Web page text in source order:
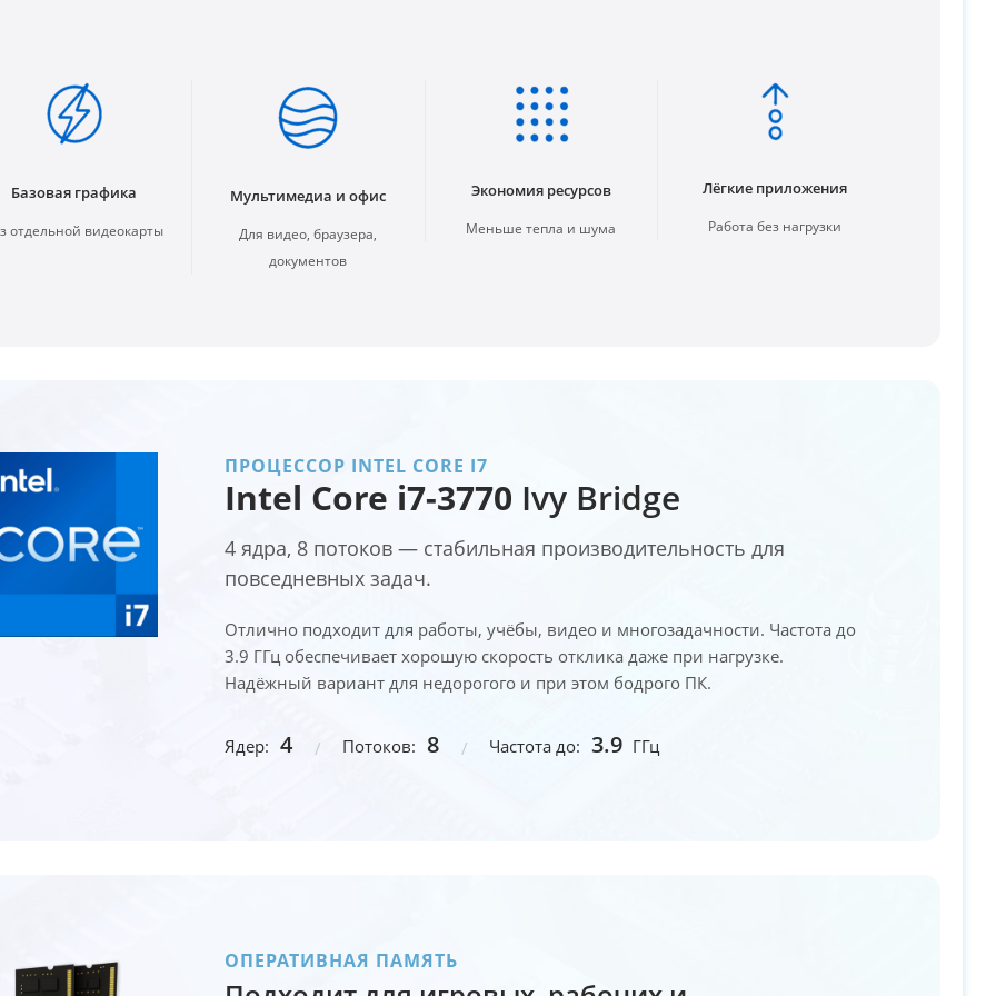
Базовая графика
отдельной видеокарты
Мультимедиа и офис
Для видео, браузера,
документов
Экономия ресурсов
Меньше тепла и шума
Лёгкие приложения
Работа без нагрузки
ПРОЦЕССОР INTEL CORE I7
Intel Core i7-3770 Ivy Bridge
4 ядра, 8 потоков — стабильная производительность для
повседневных задач.
Отлично подходит для работы, учёбы, видео и многозадачности. Частота до
3.9 ГГц обеспечивает хорошую скорость отклика даже при нагрузке.
Надёжный вариант для недорогого и при этом бодрого ПК.
Ядер: 4 Потоков: 8 Частота до: 3.9 ГГц
ОПЕРАТИВНАЯ ПАМЯТЬ